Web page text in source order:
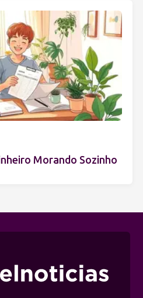
Morando Sozinho